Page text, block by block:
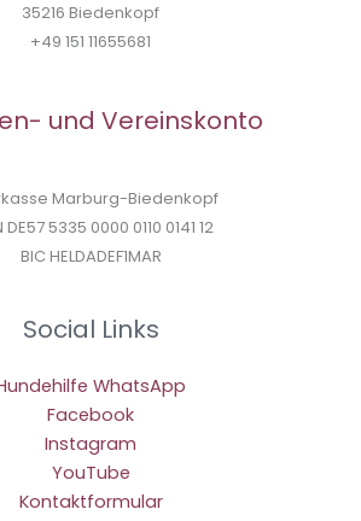
35216 Biedenkopf
+49 151 11655681
und Vereinskonto
Marburg-Biedenkopf
DE57 5335 0000 0110 0141 12
BIC HELDADEF1MAR
Social Links
WhatsApp
Facebook
Instagram
YouTube
Kontaktformular